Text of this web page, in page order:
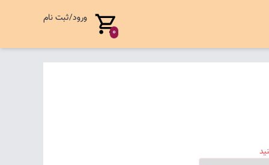
0
ورود/ثبت نام